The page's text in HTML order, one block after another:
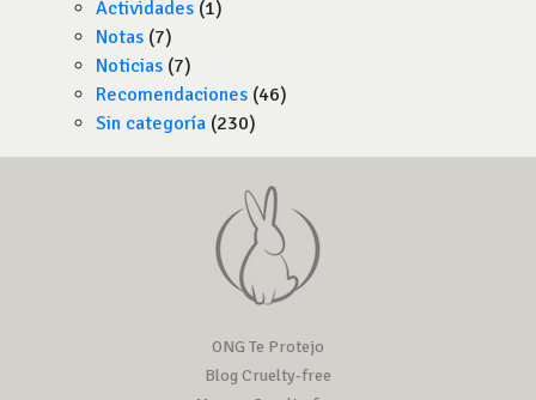
Actividades (1)
Notas (7)
Noticias (7)
Recomendaciones (46)
Sin categoría (230)
ONG Te Protejo
Blog Cruelty-free